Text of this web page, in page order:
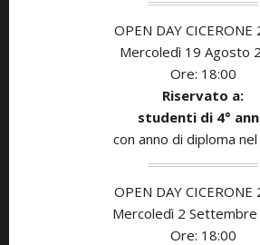
OPEN DAY CICERONE
Mercoledì 19 Agosto
Ore: 18:00
Riservato a:
studenti di 4°
con anno di diploma
OPEN DAY CICERONE
Mercoledì 2
Ore: 18:00